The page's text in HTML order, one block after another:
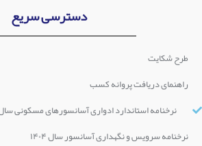
دسترسی سریع
طرح شکایت
راهنمای دریافت پروانه کسب
نرخنامه استاندارد ادواری آسانسورهای مسکونی سال ۱۴۰۳
نرخنامه سرویس و نگهداری آسانسور سال ۱۴۰۴